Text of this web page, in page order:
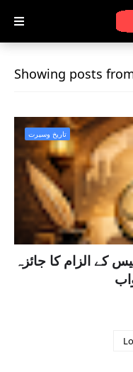
Showing posts
تاریخ وسیرت
کے الزام کا جائزہ